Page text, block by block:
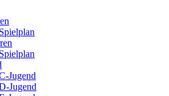
Spielplan
Spielplan
Jugend
Jugend